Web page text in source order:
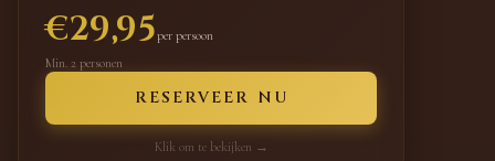
€29,95per persoon
Min. 2 personen
RESERVEER NU
Klik om te bekijken →